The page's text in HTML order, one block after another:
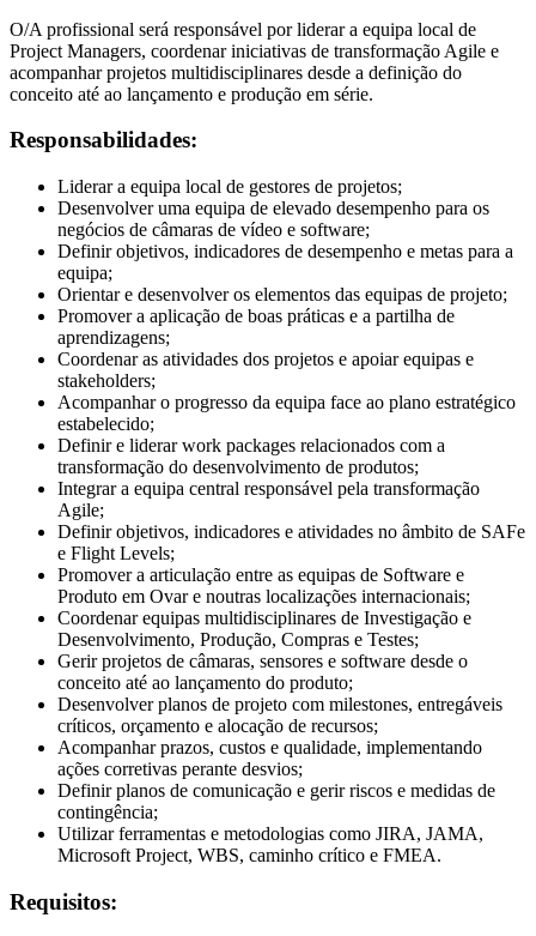
O/A profissional será responsável por liderar a equipa local de
Project Managers, coordenar iniciativas de transformação Agile e
acompanhar projetos multidisciplinares desde a definição do
conceito até ao lançamento e produção em série.
Responsabilidades:
Liderar a equipa local de gestores de projetos;
Desenvolver uma equipa de elevado desempenho para os
negócios de câmaras de vídeo e software;
Definir objetivos, indicadores de desempenho e metas para a
equipa;
Orientar e desenvolver os elementos das equipas de projeto;
Promover a aplicação de boas práticas e a partilha de
aprendizagens;
Coordenar as atividades dos projetos e apoiar equipas e
stakeholders;
Acompanhar o progresso da equipa face ao plano estratégico
estabelecido;
Definir e liderar work packages relacionados com a
transformação do desenvolvimento de produtos;
Integrar a equipa central responsável pela transformação
Agile;
Definir objetivos, indicadores e atividades no âmbito de SAFe
e Flight Levels;
Promover a articulação entre as equipas de Software e
Produto em Ovar e noutras localizações internacionais;
Coordenar equipas multidisciplinares de Investigação e
Desenvolvimento, Produção, Compras e Testes;
Gerir projetos de câmaras, sensores e software desde o
conceito até ao lançamento do produto;
Desenvolver planos de projeto com milestones, entregáveis
críticos, orçamento e alocação de recursos;
Acompanhar prazos, custos e qualidade, implementando
ações corretivas perante desvios;
Definir planos de comunicação e gerir riscos e medidas de
contingência;
Utilizar ferramentas e metodologias como JIRA, JAMA,
Microsoft Project, WBS, caminho crítico e FMEA.
Requisitos: